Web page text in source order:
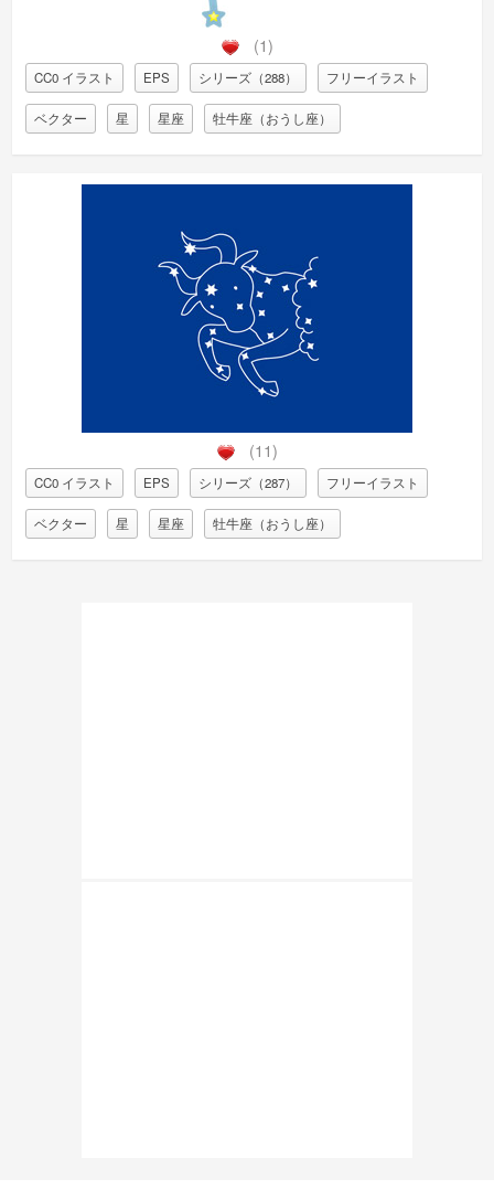
(1)
CC0 イラスト EPS シリーズ（288） フリーイラスト
ベクター 星 星座 牡牛座（おうし座）
(11)
CC0 イラスト EPS シリーズ（287） フリーイラスト
ベクター 星 星座 牡牛座（おうし座）